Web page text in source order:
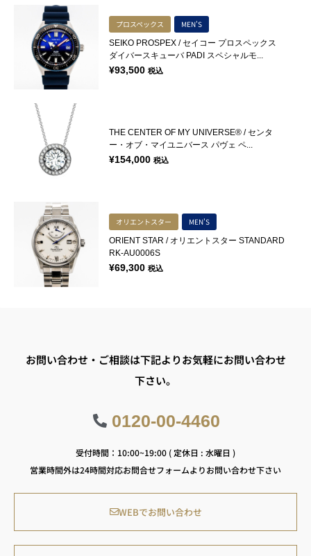
プロスペックス MEN'S
SEIKO PROSPEX / セイコー プロスペックス
ダイバースキューバ PADI スペシャルモ...
¥93,500 税込
THE CENTER OF MY UNIVERSE® / センタ
ー・オブ・マイユニバース パヴェ ペ...
¥154,000 税込
オリエントスター MEN'S
ORIENT STAR / オリエントスター STANDARD
RK-AU0006S
¥69,300 税込
お問い合わせ・ご相談は下記よりお気軽にお問い合わせ
下さい。
0120-00-4460
受付時間：10:00~19:00 ( 定休日 : 水曜日 )
営業時間外は24時間対応お問合せフォームよりお問い合わせ下さい
WEBでお問い合わせ